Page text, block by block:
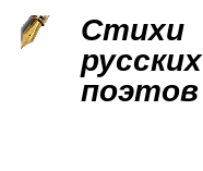
Стихи
русских
поэтов